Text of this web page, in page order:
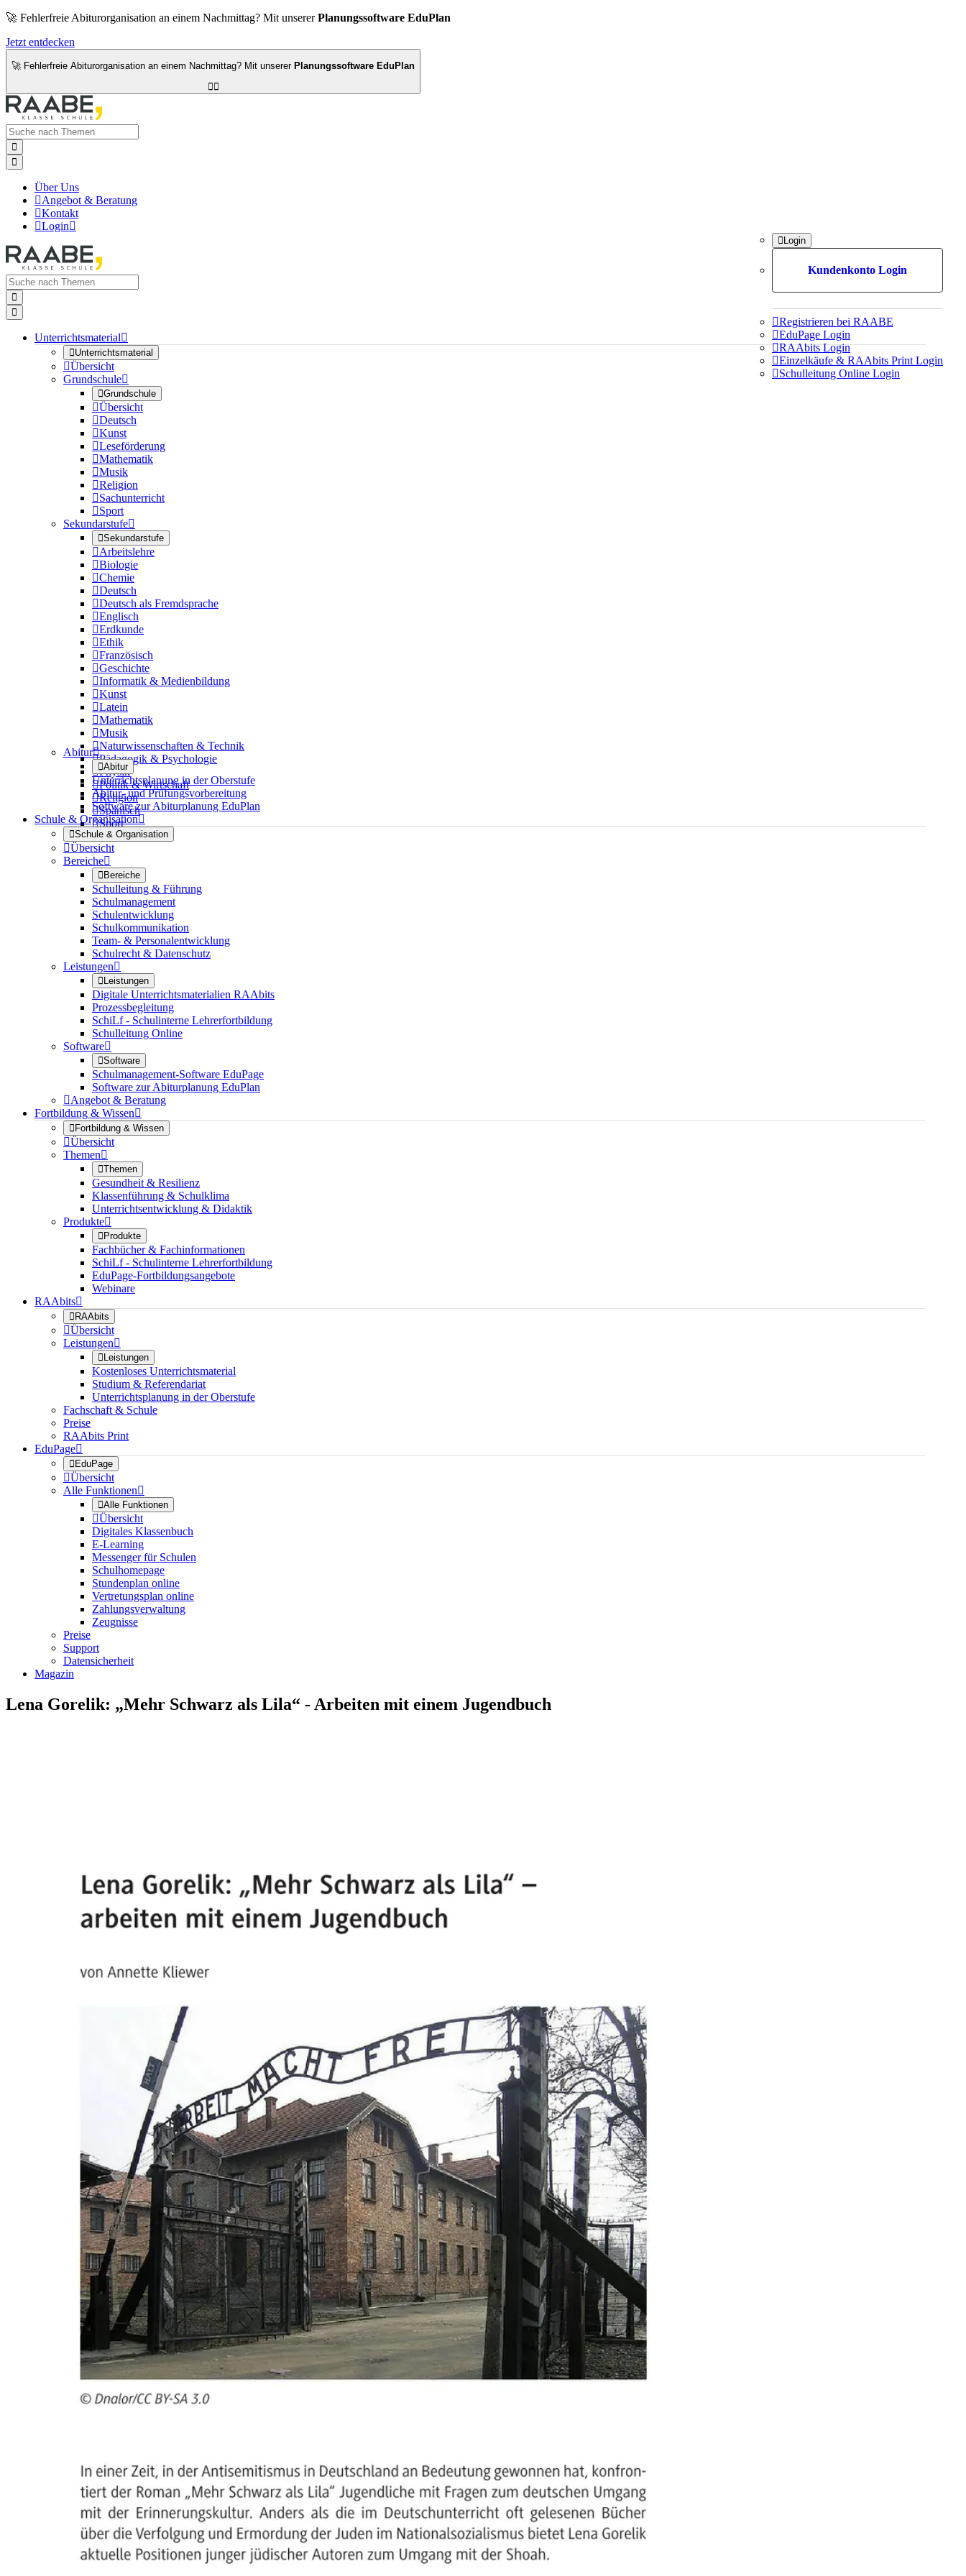
🚀 Fehlerfreie Abiturorganisation an einem Nachmittag? Mit unsererPlanungssoftware EduPlan
Jetzt entdecken
🚀 Fehlerfreie Abiturorganisation an einem Nachmittag? Mit unserer Planungssoftware EduPlan



Über Uns
Angebot & Beratung
Kontakt
Login
Login
Kundenkonto Login
Registrieren bei RAABE
EduPage Login
RAAbits Login
Einzelkäufe & RAAbits Print Login
Schulleitung Online Login


Unterrichtsmaterial
Unterrichtsmaterial
Übersicht
Grundschule
Grundschule
Übersicht
Deutsch
Kunst
Leseförderung
Mathematik
Musik
Religion
Sachunterricht
Sport
Sekundarstufe
Sekundarstufe
Arbeitslehre
Biologie
Chemie
Deutsch
Deutsch als Fremdsprache
Englisch
Erdkunde
Ethik
Französisch
Geschichte
Informatik & Medienbildung
Kunst
Latein
Mathematik
Musik
Naturwissenschaften & Technik
Pädagogik & Psychologie
Physik
Politik & Wirtschaft
Religion
Spanisch
Sport
Abitur
Abitur
Unterrichtsplanung in der Oberstufe
Abitur- und Prüfungsvorbereitung
Software zur Abiturplanung EduPlan
Schule & Organisation
Schule & Organisation
Übersicht
Bereiche
Bereiche
Schulleitung & Führung
Schulmanagement
Schulentwicklung
Schulkommunikation
Team- & Personalentwicklung
Schulrecht & Datenschutz
Leistungen
Leistungen
Digitale Unterrichtsmaterialien RAAbits
Prozessbegleitung
SchiLf - Schulinterne Lehrerfortbildung
Schulleitung Online
Software
Software
Schulmanagement-Software EduPage
Software zur Abiturplanung EduPlan
Angebot & Beratung
Fortbildung & Wissen
Fortbildung & Wissen
Übersicht
Themen
Themen
Gesundheit & Resilienz
Klassenführung & Schulklima
Unterrichtsentwicklung & Didaktik
Produkte
Produkte
Fachbücher & Fachinformationen
SchiLf - Schulinterne Lehrerfortbildung
EduPage-Fortbildungsangebote
Webinare
RAAbits
RAAbits
Übersicht
Leistungen
Leistungen
Kostenloses Unterrichtsmaterial
Studium & Referendariat
Unterrichtsplanung in der Oberstufe
Fachschaft & Schule
Preise
RAAbits Print
EduPage
EduPage
Übersicht
Alle Funktionen
Alle Funktionen
Übersicht
Digitales Klassenbuch
E-Learning
Messenger für Schulen
Schulhomepage
Stundenplan online
Vertretungsplan online
Zahlungsverwaltung
Zeugnisse
Preise
Support
Datensicherheit
Magazin
Lena Gorelik: „Mehr Schwarz als Lila“ - Arbeiten mit einem Jugendbuch